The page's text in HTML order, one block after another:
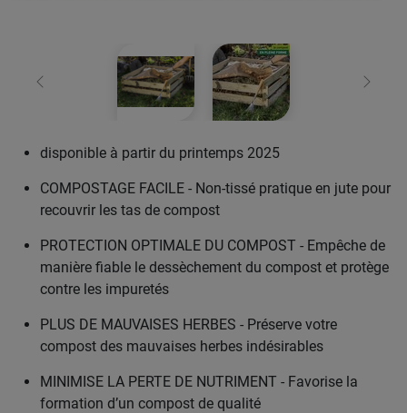
retour
disponible à partir du printemps 2025
COMPOSTAGE FACILE - Non-tissé pratique en jute pour
recouvrir les tas de compost
PROTECTION OPTIMALE DU COMPOST - Empêche de
manière fiable le dessèchement du compost et protège
contre les impuretés
PLUS DE MAUVAISES HERBES - Préserve votre
compost des mauvaises herbes indésirables
MINIMISE LA PERTE DE NUTRIMENT - Favorise la
formation d’un compost de qualité